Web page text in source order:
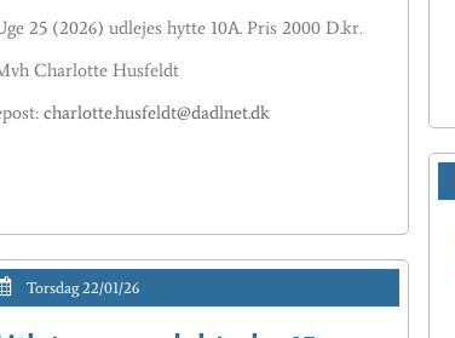
25 (2026) udlejes hytte 10A. Pris 2000 D.kr.
Charlotte Husfeldt
charlotte.husfeldt@dadlnet.dk
Torsdag 22/01/26